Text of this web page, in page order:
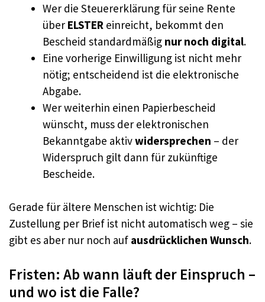
Wer die Steuererklärung für seine Rente
über ELSTER einreicht, bekommt den
Bescheid standardmäßig nur noch digital.
Eine vorherige Einwilligung ist nicht mehr
nötig; entscheidend ist die elektronische
Abgabe.
Wer weiterhin einen Papierbescheid
wünscht, muss der elektronischen
Bekanntgabe aktivwidersprechen – der
Widerspruch gilt dann für zukünftige
Bescheide.
Gerade für ältere Menschen ist wichtig: Die
Zustellung per Brief ist nicht automatisch weg – sie
gibt es aber nur noch auf ausdrücklichen Wunsch.
Fristen: Ab wann läuft der Einspruch –
und wo ist die Falle?